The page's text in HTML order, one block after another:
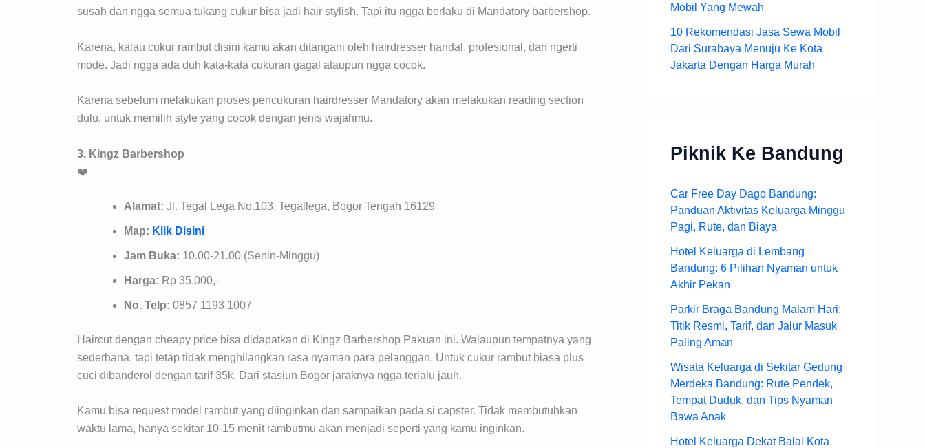
susah dan ngga semua tukang cukur bisa jadi hair stylish. Tapi itu ngga berlaku di Mandatory barbershop.
Karena, kalau cukur rambut disini kamu akan ditangani oleh hairdresser handal, profesional, dan ngerti
mode. Jadi ngga ada duh kata-kata cukuran gagal ataupun ngga cocok.
Karena sebelum melakukan proses pencukuran hairdresser Mandatory akan melakukan reading section
dulu, untuk memilih style yang cocok dengan jenis wajahmu.
3. Kingz Barbershop
❤️
Alamat: Jl. Tegal Lega No.103, Tegallega, Bogor Tengah 16129
Map: Klik Disini
Jam Buka: 10.00-21.00 (Senin-Minggu)
Harga: Rp 35.000,-
No. Telp: 0857 1193 1007
Haircut dengan cheapy price bisa didapatkan di Kingz Barbershop Pakuan ini. Walaupun tempatnya yang
sederhana, tapi tetap tidak menghilangkan rasa nyaman para pelanggan. Untuk cukur rambut biasa plus
cuci dibanderol dengan tarif 35k. Dari stasiun Bogor jaraknya ngga terlalu jauh.
Kamu bisa request model rambut yang diinginkan dan sampaikan pada si capster. Tidak membutuhkan
waktu lama, hanya sekitar 10-15 menit rambutmu akan menjadi seperti yang kamu inginkan.
Mobil Yang Mewah
10 Rekomendasi Jasa Sewa Mobil
Dari Surabaya Menuju Ke Kota
Jakarta Dengan Harga Murah
Piknik Ke Bandung
Car Free Day Dago Bandung:
Panduan Aktivitas Keluarga Minggu
Pagi, Rute, dan Biaya
Hotel Keluarga di Lembang
Bandung: 6 Pilihan Nyaman untuk
Akhir Pekan
Parkir Braga Bandung Malam Hari:
Titik Resmi, Tarif, dan Jalur Masuk
Paling Aman
Wisata Keluarga di Sekitar Gedung
Merdeka Bandung: Rute Pendek,
Tempat Duduk, dan Tips Nyaman
Bawa Anak
Hotel Keluarga Dekat Balai Kota